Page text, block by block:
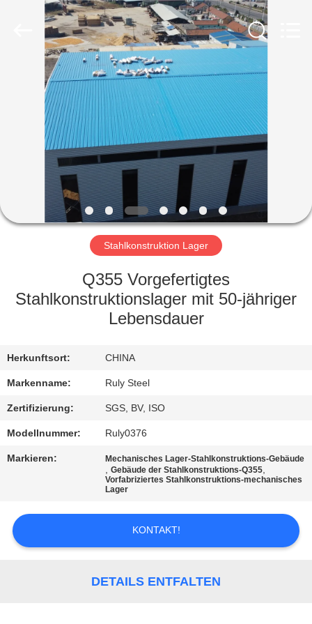
HAUS
PRODUKTE
VIDEOS
VR
SHOW
UNS
AUSFLUG
QUALITÄTSKONTROLLE
TRETEN
UNS
IN
Stahlkonstruktion Lager
Q355 Vorgefertigtes
Stahlkonstruktionslager mit 50-jähriger
Lebensdauer
Herkunftsort: CHINA
Markenname: Ruly Steel
Zertifizierung: SGS, BV, ISO
Modellnummer: Ruly0376
Markieren: Mechanisches Lager-Stahlkonstruktions-Gebäude
,Gebäude der Stahlkonstruktions-Q355,
Vorfabriziertes Stahlkonstruktions-mechanisches
Lager
KONTAKT!
DETAILS ENTFALTEN